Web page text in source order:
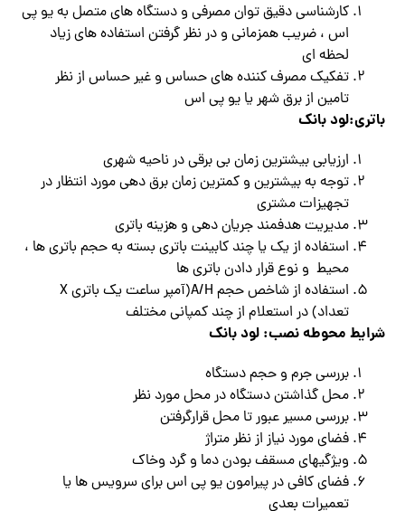
کارشناسی دقیق توان مصرفی و دستگاه های متصل به یو پی
اس ، ضریب همزمانی و در نظر گرفتن استفاده های زیاد
لحظه ای
تفکیک مصرف کننده های حساس و غیر حساس از نظر
تامین از برق شهر یا یو پی اس
باتری:لود بانک
ارزیابی بیشترین زمان بی برقی در ناحیه شهری
توجه به بیشترین و کمترین زمان برق دهی مورد انتظار در
تجهیزات مشتری
مدیریت هدفمند جریان دهی و هزینه باتری
استفاده از یک یا چند کابینت باتری بسته به حجم باتری ها ،
محیط و نوع قرار دادن باتری ها
استفاده از شاخص حجم A/H(آمپر ساعت یک باتری X
تعداد) در استعلام از چند کمپانی مختلف
شرایط محوطه نصب:لود بانک
بررسی جرم و حجم دستگاه
محل گذاشتن دستگاه در محل مورد نظر
بررسی مسیر عبور تا محل قرارگرفتن
فضای مورد نیاز از نظر متراژ
ویژگیهای مسقف بودن دما و گرد وخاک
فضای کافی در پیرامون یو پی اس برای سرویس ها یا
تعمیرات بعدی